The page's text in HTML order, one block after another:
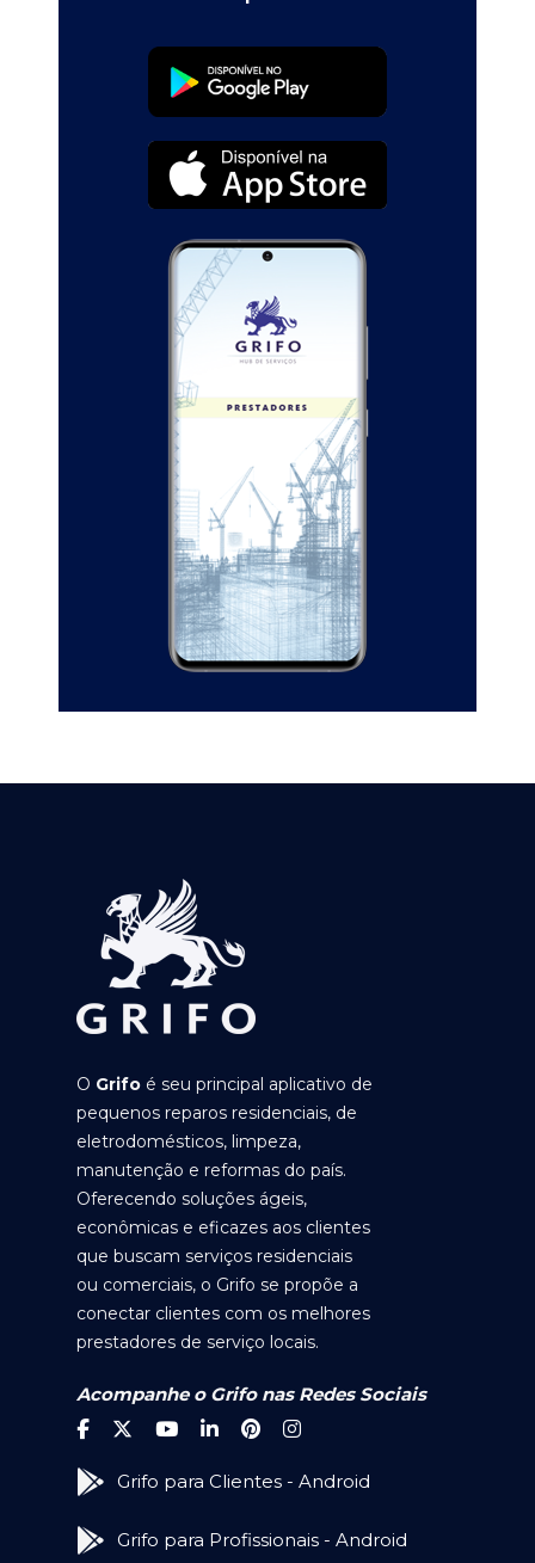
O Grifo é seu principal aplicativo de
pequenos reparos residenciais, de
eletrodomésticos, limpeza,
manutenção e reformas do país.
Oferecendo soluções ágeis,
econômicas e eficazes aos clientes
que buscam serviços residenciais
ou comerciais, o Grifo se propõe a
conectar clientes com os melhores
prestadores de serviço locais.
Acompanhe o Grifo nas Redes Sociais
Grifo para Clientes - Android
Grifo para Profissionais - Android